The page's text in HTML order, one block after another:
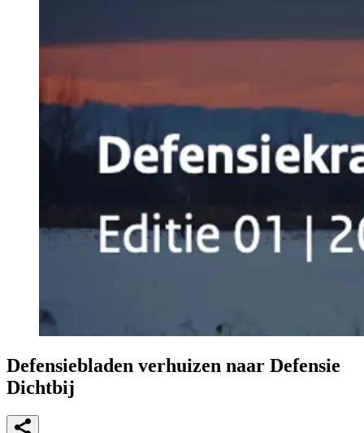
Defensiebladen verhuizen naar Defensie
Dichtbij